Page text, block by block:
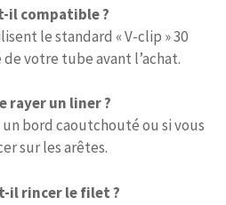
il compatible ?
le standard « V-clip » 30
votre tube avant l’achat.
rayer un liner ?
bord caoutchouté ou si vous
sur les arêtes.
il rincer le filet ?